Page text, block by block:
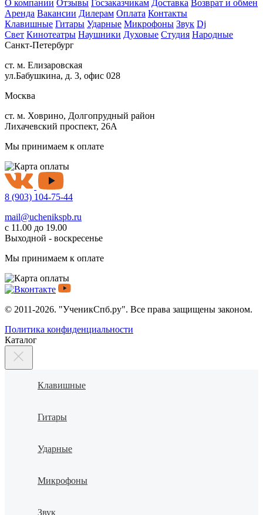
О компании Отзывы Госзаказчикам Доставка Возврат и обмен
Аренда Вакансии Дилерам Оплата Контакты
Клавишные Гитары Ударные Микрофоны Звук Dj
Свет Кинотеатры Наушники Духовые Студия Народные
Санкт-Петербург
ст. м. Елизаровская
ул.Бабушкина, д. 3, офис 028
Москва
ст. м. Ховрино, Долгопрудный район
Лихачевский проспект, 26А
Мы принимаем к оплате
8 (903) 104-75-44
mail@uchenikspb.ru
с 11.00 до 19.00
Выходной - воскресенье
Мы принимаем к оплате
© 2011-2026. "УченикСпб.ру". Все права защищены законом.
Политика конфиденциальности
Каталог
Клавишные
Гитары
Ударные
Микрофоны
Звук